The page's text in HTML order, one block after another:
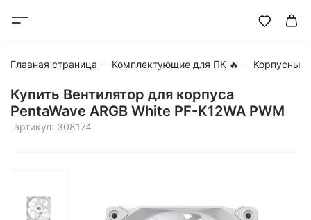
Главная страница Комплектующие для ПК 🔥 Корпусные
Купить Вентилятор для корпуса
PentaWave ARGB White PF-K12WA PWM
артикул: 308174